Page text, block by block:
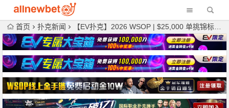
首页 扑克新闻 【EV扑克】2026 WSOP | $25,000 单挑锦标赛四强诞生，丁彪止步八强